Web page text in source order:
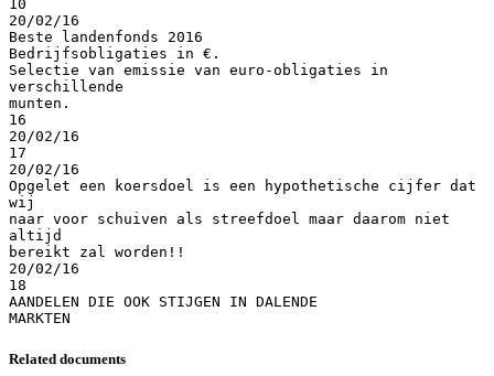
10
20/02/16
Beste landenfonds 2016
Bedrijfsobligaties in €.
Selectie van emissie van euro-obligaties in
verschillende
munten.
16
20/02/16
17
20/02/16
Opgelet een koersdoel is een hypothetische cijfer dat
wij
naar voor schuiven als streefdoel maar daarom niet
altijd
bereikt zal worden!!
20/02/16
18
AANDELEN DIE OOK STIJGEN IN DALENDE
Related documents